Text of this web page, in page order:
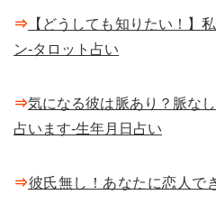
⇒ 【どうしても知りたい！】
ン-タロット占い
⇒気になる彼は脈あり？脈な
占います-生年月日占い
⇒彼氏無し！あなたに恋人で